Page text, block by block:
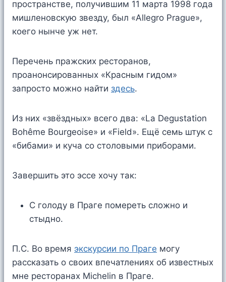
пространстве, получившим 11 марта 1998 года
мишленовскую звезду, был «Allegro Prague»,
коего нынче уж нет.
Перечень пражских ресторанов,
проанонсированных «Красным гидом»
запросто можно найти здесь.
Из них «звёздных» всего два: «La Degustation
Bohême Bourgeoise» и «Field». Ещё семь штук с
«бибами» и куча со столовыми приборами.
Завершить это эссе хочу так:
С голоду в Праге помереть сложно и
стыдно.
П.С. Во время экскурсии по Праге могу
рассказать о своих впечатлениях об известных
мне ресторанах Michelin в Праге.